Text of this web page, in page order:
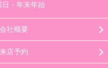
日・年末年始
会社概要
来店予約